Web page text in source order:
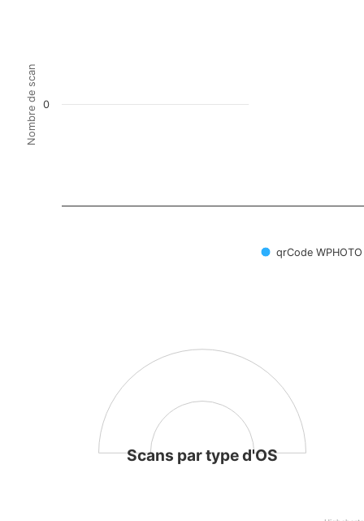
Nombre de scan
qrCode
0
Scans par type d'OS